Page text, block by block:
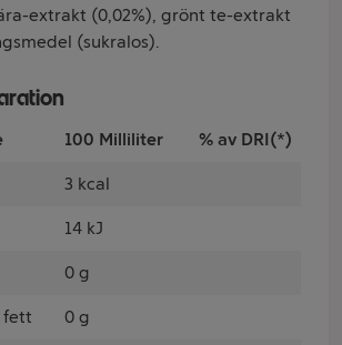
extrakt (0,02%), grönt te-extrakt
(sukralos).
100 Milliliter % av DRI(*)
3 kcal
14 kJ
0 g
fett 0 g